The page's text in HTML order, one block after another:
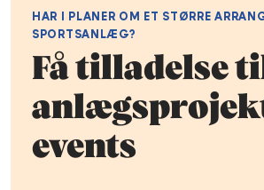
HAR I PLANER OM ET STØRRE
SPORTSANLÆG?
Få tilladelse
events